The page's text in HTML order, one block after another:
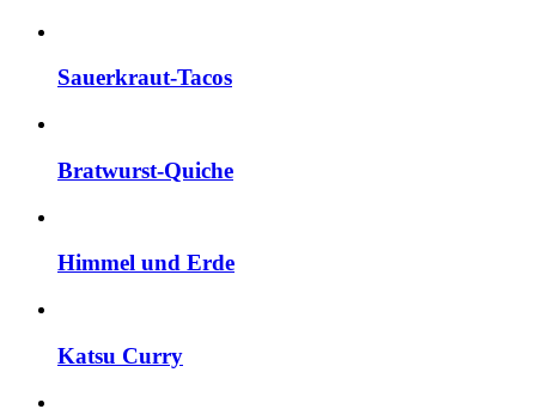
Sauerkraut-Tacos
Bratwurst-Quiche
Himmel und Erde
Katsu Curry